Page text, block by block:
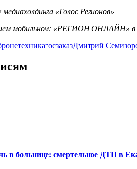
«Голос Регионов»
мобильном: «РЕГИОН ОНЛАЙН» в
госзаказДмитрий
в больнице: смертельное ДТП в